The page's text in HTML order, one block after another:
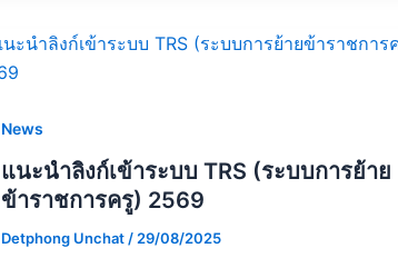
News
แนะนำลิงก์เข้าระบบ TRS (ระบบการย้าย
ข้าราชการครู) 2569
Detphong Unchat / 29/08/2025